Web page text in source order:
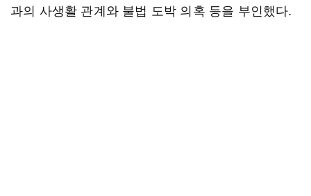
과의 사생활 관계와 불법 도박 의혹 등을 부인했다.